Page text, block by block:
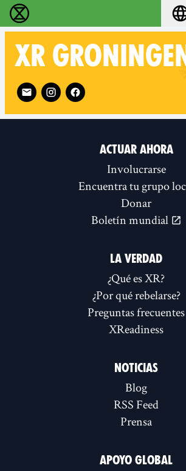
extinction rebellion - Home
XR
Follow XR Groningen on
ACTUAR AHORA
Involucrarse
Encuentra tu grupo
Donar
Boletín mundial
LA VERDAD
¿Qué es XR?
¿Por qué rebelarse?
Preguntas frecuentes
XReadiness
NOTICIAS
Blog
RSS Feed
Prensa
APOYO GLOBAL